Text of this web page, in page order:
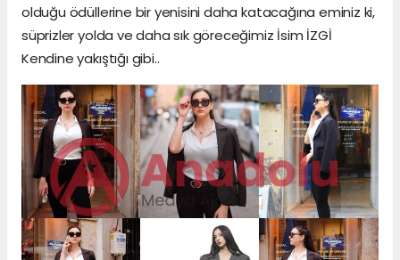
olduğu ödüllerine bir yenisini daha katacağına eminiz ki,
süprizler yolda ve daha sık göreceğimiz İsim İZGİ
Kendine yakıştığı gibi..